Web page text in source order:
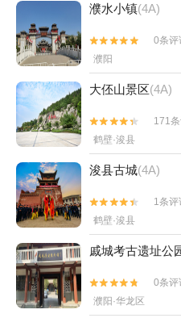
濮水小镇(4A)


0条评
濮阳
大伾山景区(4A)


171
鹤壁·浚县
浚县古城(4A)


1条评
鹤壁·浚县
戚城考古遗址公


0条评
濮阳·华龙区